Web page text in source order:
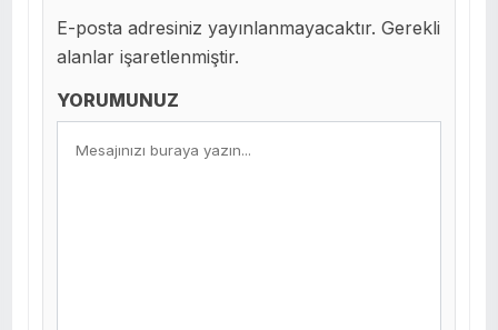
E-posta adresiniz yayınlanmayacaktır. Gerekli
alanlar işaretlenmiştir.
YORUMUNUZ